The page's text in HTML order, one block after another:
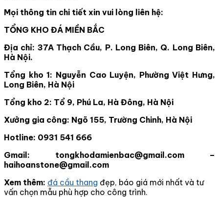
Mọi thông tin chi tiết xin vui lòng liên hệ:
TỔNG KHO ĐÁ MIỀN BẮC
Địa chỉ: 37A Thạch Cầu, P. Long Biên, Q. Long Biên,
Hà Nội.
Tổng kho 1: Nguyễn Cao Luyện, Phường Việt Hưng,
Long Biên, Hà Nội
Tổng kho 2: Tổ 9, Phú La, Hà Đông, Hà Nội
Xưởng gia công: Ngõ 155, Trường Chinh, Hà Nội
Hotline: 0931 541 666
Gmail: tongkhodamienbac@gmail.com –
haihoanstone@gmail.com
Xem thêm: đá cầu thang đẹp, báo giá mới nhất và tư
vấn chọn mẫu phù hợp cho công trình.